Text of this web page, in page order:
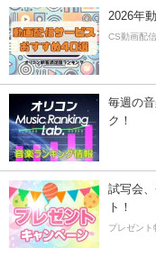
2026年
CS動画配
毎週の
ク！
試写会
ト！
プレゼント